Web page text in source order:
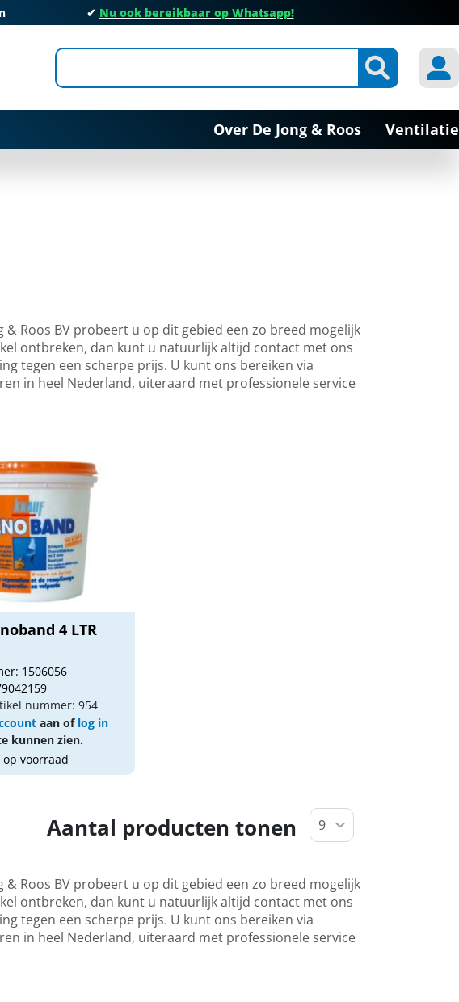
✔ Nu ook bereikbaar op Whatsapp!
Over De Jong & Roos Ventilatie
Roos BV probeert u op dit gebied een zo breed mogelijk
ontbreken, dan kunt u natuurlijk altijd contact met ons
tegen een scherpe prijs. U kunt ons bereiken via
in heel Nederland, uiteraard met professionele service
4 LTR
1506056
nummer: 954
aan of log in
kunnen zien.
voorraad
Aantal producten tonen
Roos BV probeert u op dit gebied een zo breed mogelijk
ontbreken, dan kunt u natuurlijk altijd contact met ons
tegen een scherpe prijs. U kunt ons bereiken via
in heel Nederland, uiteraard met professionele service